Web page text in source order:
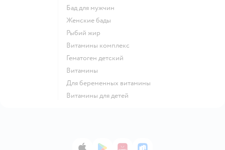
Бад для мужчин
Женские бады
Рыбий жир
Витамины комплекс
Гематоген детский
Витамины
Для беременных витамины
Витамины для детей